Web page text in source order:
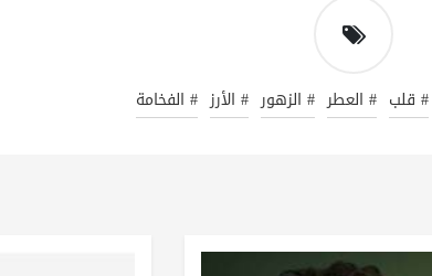
# قلب # العطر # الزهور # الأرز # الفخامة